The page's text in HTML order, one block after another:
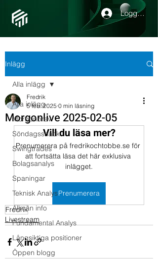
Logga in
Inlägg
Alla inlägg
Morgonbrev
Söndagssnack
Swingtrades
Bolagsanalys
Spaningar
Teknisk Analys
Allmän info
Fundamental Analys
Långsiktiga positioner
Öppen blogg
Alla inlägg
Morgonlive 2025-02-05
Fredrik
5 feb. 2025 0 min läsning
Vill du läsa mer?
Prenumerera på fredrikochtobbe.se för
att fortsätta läsa det här exklusiva
inlägget.
Prenumerera
Fredrik
Livestream